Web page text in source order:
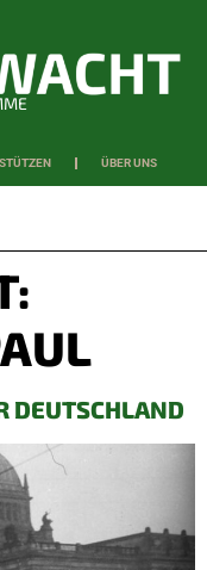
ÜBER UNS
DEUTSCHLAND